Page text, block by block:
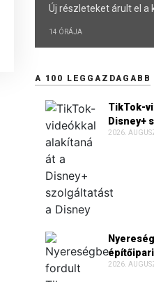
Új részleteket árult el a
14 ÓRÁJA
A 100 LEGGAZDAGABB
TikTok-
Disney+
2026.
2026.